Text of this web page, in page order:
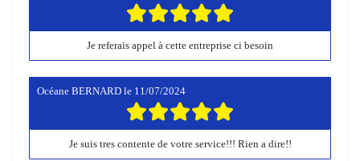
Je referais appel à cette entreprise ci besoin
Océane BERNARD le 11/07/2024
Je suis tres contente de votre service!!! Rien a dire!!